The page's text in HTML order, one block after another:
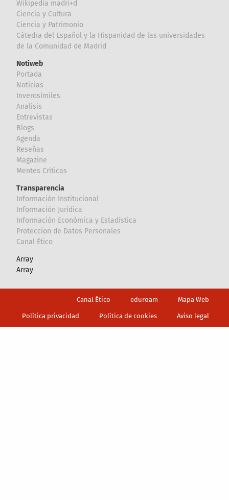
Wikipedia madri+d
Ciencia y Cultura
Ciencia y Patrimonio
Cátedra del Español y la Hispanidad de las universidades
de la Comunidad de Madrid
Notiweb
Portada
Noticias
Inverosímiles
Analisis
Entrevistas
Blogs
Agenda
Reseñas
Magazine
Mentes Críticas
Transparencia
Información Institucional
Información Jurídica
Información Económica y Estadística
Proteccion de Datos Personales
Canal Ético
Array
Array
Canal Ético eduroam Mapa Web
Política privacidad Política de cookies Aviso legal